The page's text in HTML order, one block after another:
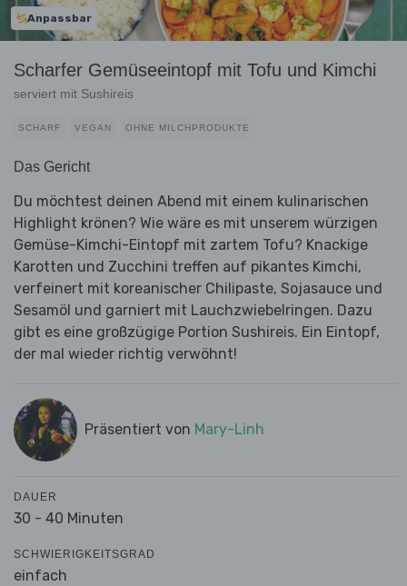
Anpassbar
Scharfer Gemüseeintopf mit Tofu und Kimchi
serviert mit Sushireis
SCHARF VEGAN OHNE MILCHPRODUKTE
Das Gericht
Du möchtest deinen Abend mit einem kulinarischen
Highlight krönen? Wie wäre es mit unserem würzigen
Gemüse-Kimchi-Eintopf mit zartem Tofu? Knackige
Karotten und Zucchini treffen auf pikantes Kimchi,
verfeinert mit koreanischer Chilipaste, Sojasauce und
Sesamöl und garniert mit Lauchzwiebelringen. Dazu
gibt es eine großzügige Portion Sushireis. Ein Eintopf,
der mal wieder richtig verwöhnt!
Präsentiert von Mary-Linh
DAUER
30 - 40 Minuten
SCHWIERIGKEITSGRAD
einfach